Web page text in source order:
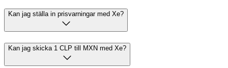
Kan jag ställa in prisvarningar med Xe?
Kan jag skicka 1 CLP till MXN med Xe?